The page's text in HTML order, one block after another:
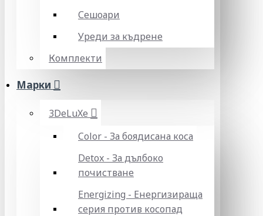
Сешоари
Уреди за къдрене
Комплекти
Марки
3DeLuXe
Color - За боядисана коса
Detox - За дълбоко
почистване
Energizing - Енергизираща
серия против косопад